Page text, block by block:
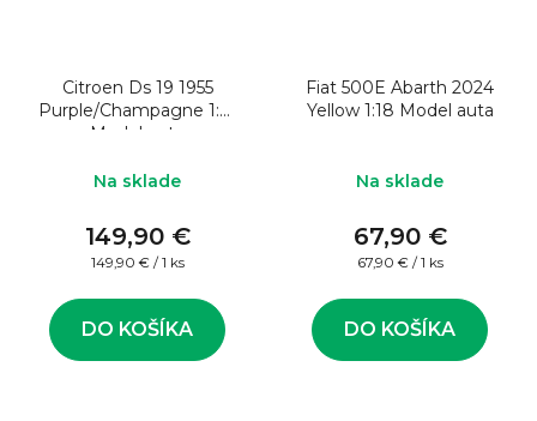
Citroen Ds 19 1955
Purple/Champagne 1:12
Model auta
Na sklade
149,90 €
Jednotková
149,90 € / 1 ks
DO KOŠÍKA
Fiat 500E Abarth 2024
Yellow 1:18 Model auta
Na sklade
67,90 €
Jednotková
67,90 € / 1 ks
DO KOŠÍKA